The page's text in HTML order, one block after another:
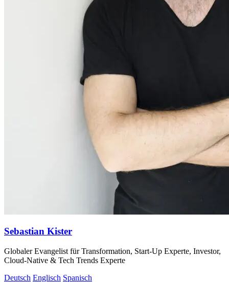
Sebastian Kister
Globaler Evangelist für Transformation, Start-Up Experte, Investor,
Cloud-Native & Tech Trends Experte
Deutsch Englisch Spanisch